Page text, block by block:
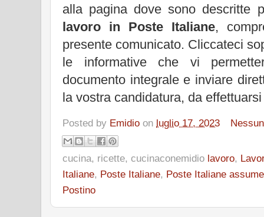
alla pagina dove sono descritte
lavoro in Poste Italiane,
presente comunicato. Cliccateci
le informative che vi
documento integrale e inviare
la vostra candidatura, da
Posted by Emidio on luglio 17, 2023
cucina, ricette, cucinaconemidio lavoro,
Italiane, Poste Italiane, Poste Italiane
Postino